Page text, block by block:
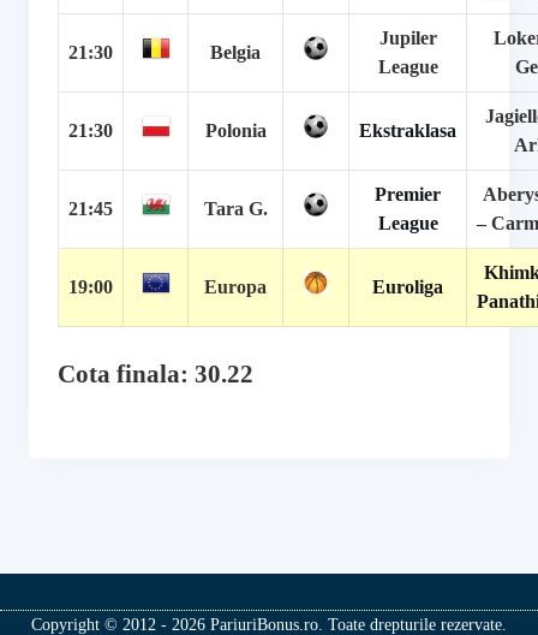
21:30 Belgia
Jupiler
League
21:30 Polonia Ekstraklasa
21:45 Tara G.
Premier
League
–
19:00 Europa Euroliga
Cota finala: 30.22
Copyright © 2012 - 2026 PariuriBonus.ro. Toate drepturile rezervate.